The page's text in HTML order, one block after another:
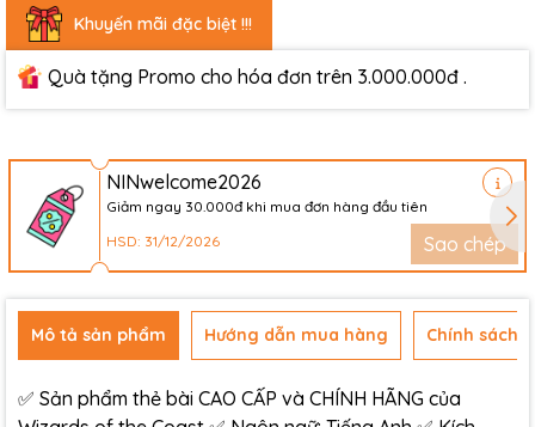
Khuyến mãi đặc biệt !!!
Quà tặng Promo cho hóa đơn trên 3.000.000đ .
NINwelcome2026
Giảm ngay 30.000đ khi mua đơn hàng đầu tiên
HSD: 31/12/2026
Sao chép
Mô tả sản phẩm Hướng dẫn mua hàng Chính sách
✅ Sản phẩm thẻ bài CAO CẤP và CHÍNH HÃNG của